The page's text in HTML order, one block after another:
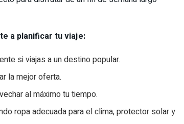
a planificar tu viaje:
si viajas a un destino popular.
la mejor oferta.
al máximo tu tiempo.
ropa adecuada para el clima, protector solar y